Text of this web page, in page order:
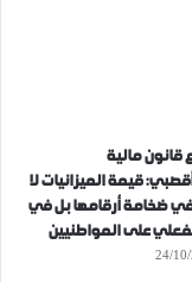
مالية
قيمة الميزانيات لا
ضخامة أرقامها بل في
على المواطنيين
24/